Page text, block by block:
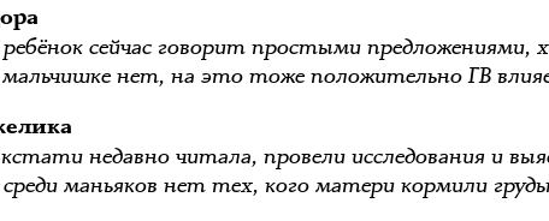
сейчас говорит простыми предложениями,
нет, на это тоже положительно ГВ
недавно читала, провели исследования и
маньяков нет тех, кого матери кормили